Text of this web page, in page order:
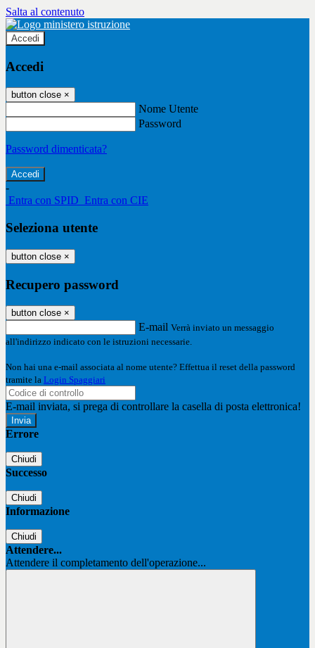
Salta al contenuto
Accedi
Accedi
button close ×
Nome Utente
Password
Password dimenticata?
-
Entra con SPID Entra con CIE
Seleziona utente
button close ×
Recupero password
button close ×
E-mail Verrà inviato un messaggio
all'indirizzo indicato con le istruzioni necessarie.
Non hai una e-mail associata al nome utente? Effettua il reset della password
tramite la Login Spaggiari
E-mail inviata, si prega di controllare la casella di posta elettronica!
Errore
Chiudi
Successo
Chiudi
Informazione
Chiudi
Attendere...
Attendere il completamento dell'operazione...